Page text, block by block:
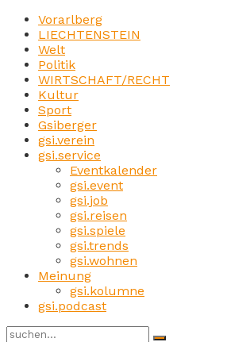
Vorarlberg
LIECHTENSTEIN
Welt
Politik
WIRTSCHAFT/RECHT
Kultur
Sport
Gsiberger
gsi.verein
gsi.service
Eventkalender
gsi.event
gsi.job
gsi.reisen
gsi.spiele
gsi.trends
gsi.wohnen
Meinung
gsi.kolumne
gsi.podcast